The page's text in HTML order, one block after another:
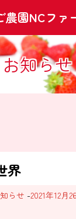
農園NCファ
お知らせ
界
らせ -2021年12月